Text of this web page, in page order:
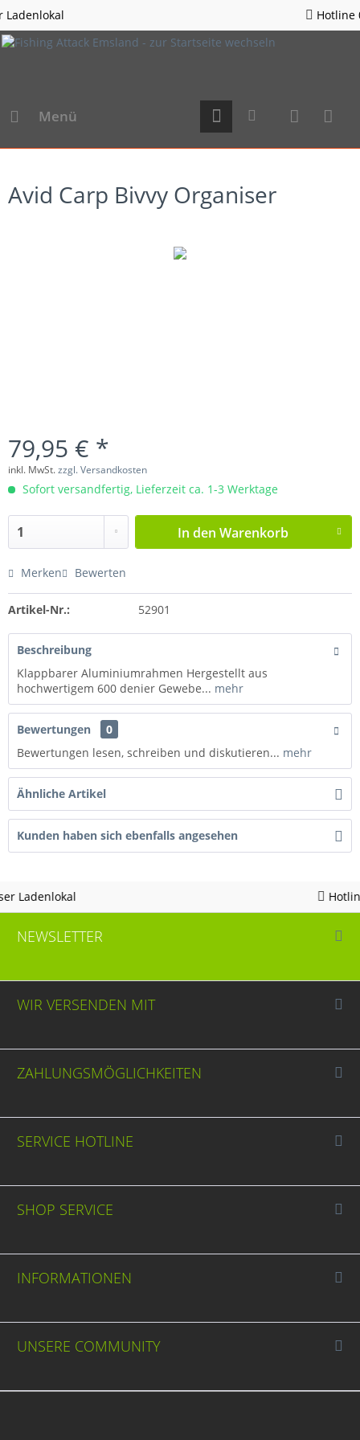
Hotline 05963 - 982823
Menü
Avid Carp Bivvy Organiser
79,95 € *
inkl. MwSt.zzgl. Versandkosten
Sofort versandfertig, Lieferzeit ca. 1-3 Werktage
In den Warenkorb
Merken Bewerten
Artikel-Nr.: 52901
Beschreibung
Klappbarer Aluminiumrahmen Hergestellt aus
hochwertigem 600 denier Gewebe... mehr
Bewertungen
0
Bewertungen lesen, schreiben und diskutieren... mehr
Ähnliche Artikel
Kunden haben sich ebenfalls angesehen
Hotline 05963 - 982823
NEWSLETTER
WIR VERSENDEN MIT
ZAHLUNGSMÖGLICHKEITEN
SERVICE HOTLINE
SHOP SERVICE
INFORMATIONEN
UNSERE COMMUNITY